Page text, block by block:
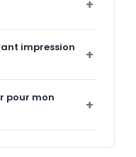
impression
pour mon